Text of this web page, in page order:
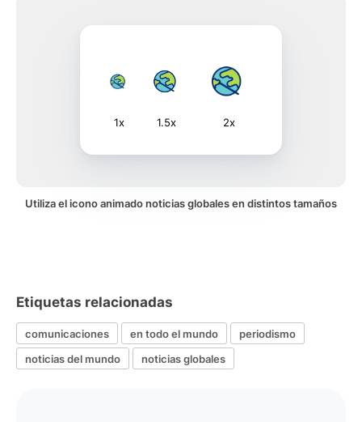
1x 1.5x 2x
Utiliza el icono animado noticias globales en distintos tamaños
Etiquetas relacionadas
comunicaciones en todo el mundo
periodismo
noticias del mundo
noticias globales